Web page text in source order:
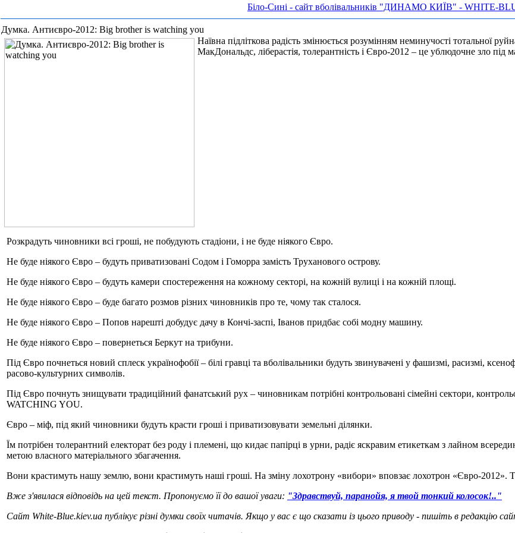
Біло-Сині - сайт вболівальників "ДИНАМО КИЇВ" - WHITE-
Думка. Антиєвро-2012: Big brother is watching you
Наївна підліткова радість змінюється розумінням неминучості тотальної
МакДональдс, ліберастія, толерантність і Євро-2012 – це ублюдочне зло під
Розкрадуть чиновники всі гроші, не побудують стадіони, і не буде ніякого Євро.
Не буде ніякого Євро – будуть приватизовані Содом і Гоморра замість Труханового острову.
Не буде ніякого Євро – будуть камери спостереження на кожному секторі, на кожній вулиці і на кожній площі.
Не буде ніякого Євро – буде багато розмов різних чиновників про те, чому так сталося.
Не буде ніякого Євро – Попов нарешті добудує дачу в Кончі-заспі, Іванов придбає собі модну машину.
Не буде ніякого Євро – повернеться Беркут на трибуни.
Під Євро почнеться новий сплеск українофобії – білі гравці та вболівальники будуть звинувачені у фашизмі, расизмі,
расово-культурних символів.
Під Євро почнуть знищувати традиційний фанатський рух – чиновникам потрібні контрольовані сімейні сектори,
WATCHING YOU.
Євро – міф, під який чиновники будуть красти гроші і приватизовувати земельні ділянки.
Їм потрібен толерантний електорат без роду і племені, що кидає папірці в урни, радіє яскравим етикеткам з лайном
метою власного матеріального збагачення.
Вони крастимуть нашу землю, вони крастимуть наші гроші. На зміну лохотрону «вибори» вповзає лохотрон «Євро-
Вже з'явилася відповідь на цей текст. Пропонуємо її до вашої уваги: "Здравствуй, паранойя, я твой тонкий колосок!.."
Сайт White-Blue.kiev.ua публікує різні думки своїх читачів. Якщо у вас є що сказати із цього приводу - пишіть в редакцію